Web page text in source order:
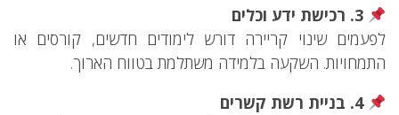
3. רכישת ידע וכלים
לפעמים שינוי קריירה דורש לימודים חדשים, קורסים או
התמחויות. השקעה בלמידה משתלמת בטווח הארוך.
4. בניית רשת קשרים